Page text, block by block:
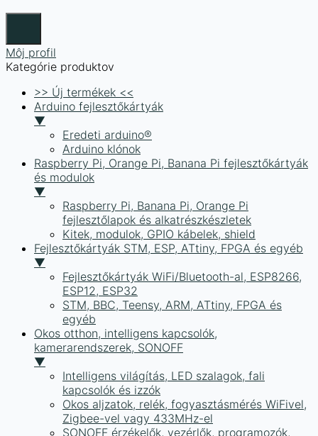
Môj profil
Kategórie produktov
>> Új termékek <<
Arduino fejlesztőkártyák
▼
Eredeti arduino®
Arduino klónok
Raspberry Pi, Orange Pi, Banana Pi fejlesztőkártyák
és modulok
▼
Raspberry Pi, Banana Pi, Orange Pi
fejlesztőlapok és alkatrészkészletek
Kitek, modulok, GPIO kábelek, shield
Fejlesztőkártyák STM, ESP, ATtiny, FPGA és egyéb
▼
Fejlesztőkártyák WiFi/Bluetooth-al, ESP8266,
ESP12, ESP32
STM, BBC, Teensy, ARM, ATtiny, FPGA és
egyéb
Okos otthon, intelligens kapcsolók,
kamerarendszerek, SONOFF
▼
Intelligens világítás, LED szalagok, fali
kapcsolók és izzók
Okos aljzatok, relék, fogyasztásmérés WiFivel,
Zigbee-vel vagy 433MHz-el
SONOFF érzékelők, vezérlők, programozók,